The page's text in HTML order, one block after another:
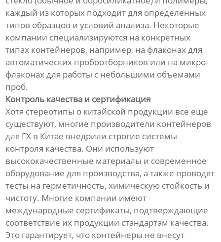
каждый из которых подходит для определенных
типов образцов и условий анализа. Некоторые
компании специализируются на конкретных
типах контейнеров, например, на флаконах для
автоматических пробоотборников или на микро-
флаконах для работы с небольшими объемами
проб.
Контроль качества и сертификация
Хотя стереотипы о китайской продукции все еще
существуют, многие производители контейнеров
для ГХ в Китае внедрили строгие системы
контроля качества. Они используют
высококачественные материалы и современное
оборудование для производства, а также проводят
тесты на герметичность, химическую стойкость и
чистоту. Многие компании имеют
международные сертификаты, подтверждающие
соответствие их продукции стандартам качества.
Это гарантирует, что контейнеры не внесут